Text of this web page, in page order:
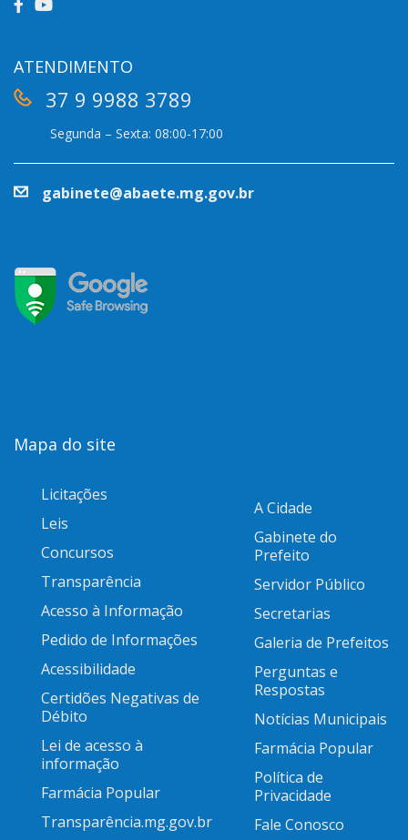
ATENDIMENTO
37 9 9988 3789
Segunda – Sexta: 08:00-17:00
gabinete@abaete.mg.gov.br
Mapa do site
Licitações
Leis
Concursos
Transparência
Acesso à Informação
Pedido de Informações
Acessibilidade
Certidões Negativas de
Débito
Lei de acesso à
informação
Farmácia Popular
Transparência.mg.gov.br
A Cidade
Gabinete do
Prefeito
Servidor Público
Secretarias
Galeria de Prefeitos
Perguntas e
Respostas
Notícias Municipais
Farmácia Popular
Política de
Privacidade
Fale Conosco